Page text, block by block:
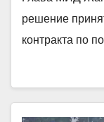
решение
контракта по